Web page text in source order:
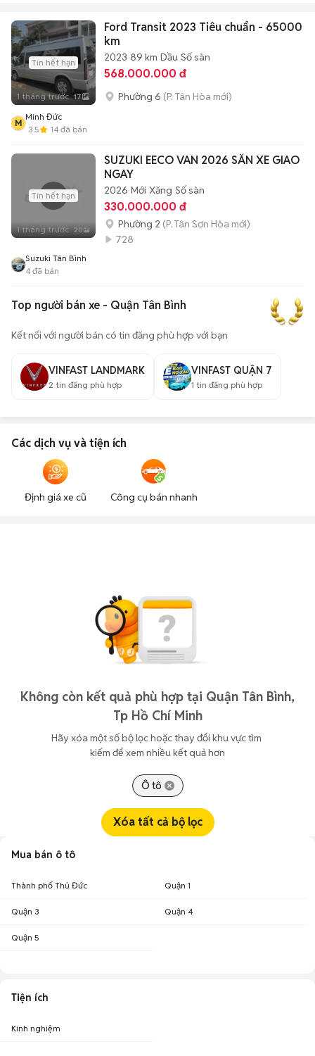
Tin hết hạn
1 tháng trước 17
Ford Transit 2023 Tiêu chuẩn - 65000
km
2023 89 km Dầu Số sàn
568.000.000 đ
Phường 6 (P. Tân Hòa mới)
M
Minh Đức
3.5
14 đã bán
Tin hết hạn
1 tháng trước 20
SUZUKI EECO VAN 2026 SẴN XE GIAO
NGAY
2026 Mới Xăng Số sàn
330.000.000 đ
Phường 2 (P. Tân Sơn Hòa mới)
728
Suzuki Tân Bình
4 đã bán
Top người bán xe - Quận Tân Bình
Kết nối với người bán có tin đăng phù hợp với bạn
VINFAST LANDMARK
2 tin đăng phù hợp
VINFAST QUẬN 7
1 tin đăng phù hợp
Các dịch vụ và tiện ích
Định giá xe cũ Công cụ bán nhanh
Không còn kết quả phù hợp tại Quận Tân Bình,
Tp Hồ Chí Minh
Hãy xóa một số bộ lọc hoặc thay đổi khu vực tìm
kiếm để xem nhiều kết quả hơn
Ô tô
Xóa tất cả bộ lọc
Mua bán ô tô
Thành phố Thủ Đức Quận 1
Quận 3 Quận 4
Quận 5
Tiện ích
Kinh nghiệm